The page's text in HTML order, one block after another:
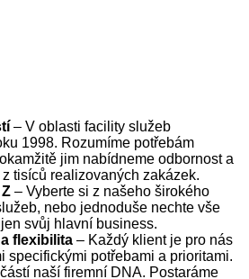
– V oblasti facility služeb
1998. Rozumíme potřebám
jim nabídneme odbornost a
tisíců realizovaných zakázek.
– Vyberte si z našeho širokého
nebo jednoduše nechte vše
svůj hlavní business.
flexibilita – Každý klient je pro nás
specifickými potřebami a prioritami.
naší firemní DNA. Postaráme